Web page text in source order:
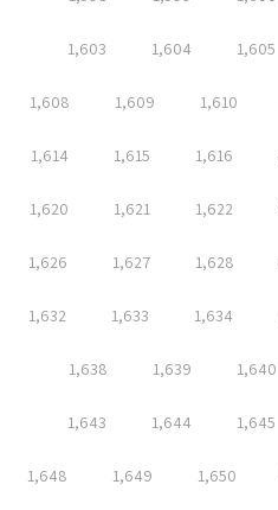
1,603 1,604 1,605
1,608 1,609 1,610
1,614 1,615 1,616
1,620 1,621 1,622
1,626 1,627 1,628
1,632 1,633 1,634
1,638 1,639 1,640
1,643 1,644 1,645
1,648 1,649 1,650